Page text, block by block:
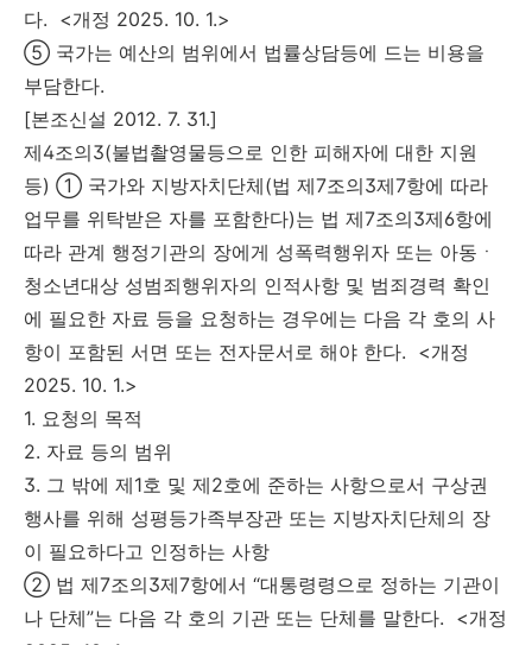
다. <개정 2025. 10. 1.>
⑤ 국가는 예산의 범위에서 법률상담등에 드는 비용을
부담한다.
[본조신설 2012. 7. 31.]
제4조의3(불법촬영물등으로 인한 피해자에 대한 지원
등) ① 국가와 지방자치단체(법 제7조의3제7항에 따라
업무를 위탁받은 자를 포함한다)는 법 제7조의3제6항에
따라 관계 행정기관의 장에게 성폭력행위자 또는 아동ㆍ
청소년대상 성범죄행위자의 인적사항 및 범죄경력 확인
에 필요한 자료 등을 요청하는 경우에는 다음 각 호의 사
항이 포함된 서면 또는 전자문서로 해야 한다. <개정
2025. 10. 1.>
1. 요청의 목적
2. 자료 등의 범위
3. 그 밖에 제1호 및 제2호에 준하는 사항으로서 구상권
행사를 위해 성평등가족부장관 또는 지방자치단체의 장
이 필요하다고 인정하는 사항
② 법 제7조의3제7항에서 “대통령령으로 정하는 기관이
나 단체”는 다음 각 호의 기관 또는 단체를 말한다. <개정